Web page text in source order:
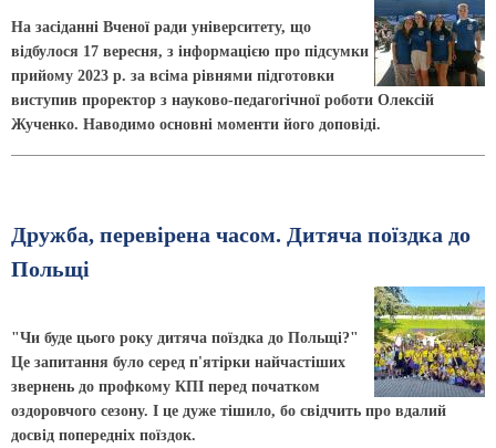
На засіданні Вченої ради університету, що
відбулося 17 вересня, з інформацією про підсумки
прийому 2023 р. за всіма рівнями підготовки
виступив проректор з науково-педагогічної роботи Олексій
Жученко. Наводимо основні моменти його доповіді.
Дружба, перевірена часом. Дитяча поїздка до
Польщі
"Чи буде цього року дитяча поїздка до Польщі?"
Це запитання було серед п'ятірки найчастіших
звернень до профкому КПІ перед початком
оздоровчого сезону. І це дуже тішило, бо свідчить про вдалий
досвід попередніх поїздок.